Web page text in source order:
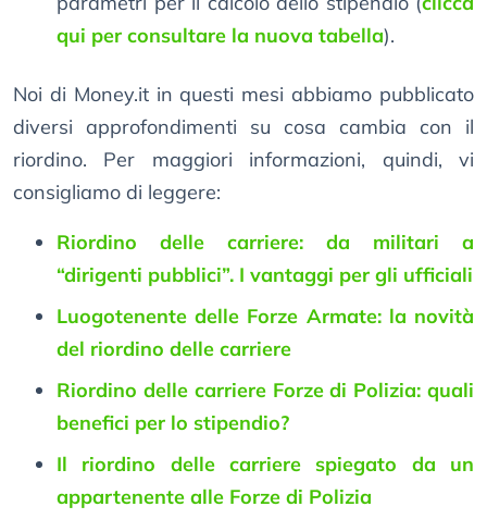
qui per consultare la nuova tabella).
Noi di Money.it in questi mesi abbiamo pubblicato
diversi approfondimenti su cosa cambia con il
riordino. Per maggiori informazioni, quindi, vi
consigliamo di leggere:
Riordino delle carriere: da militari a
“dirigenti pubblici”. I vantaggi per gli ufficiali
Luogotenente delle Forze Armate: la novità
del riordino delle carriere
Riordino delle carriere Forze di Polizia: quali
benefici per lo stipendio?
Il riordino delle carriere spiegato da un
appartenente alle Forze di Polizia